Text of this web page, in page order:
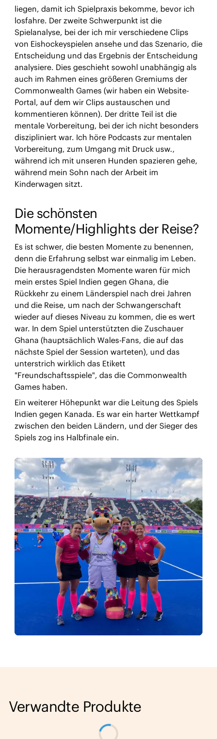
liegen, damit ich Spielpraxis bekomme, bevor ich
losfahre. Der zweite Schwerpunkt ist die
Spielanalyse, bei der ich mir verschiedene Clips
von Eishockeyspielen ansehe und das Szenario, die
Entscheidung und das Ergebnis der Entscheidung
analysiere. Dies geschieht sowohl unabhängig als
auch im Rahmen eines größeren Gremiums der
Commonwealth Games (wir haben ein Website-
Portal, auf dem wir Clips austauschen und
kommentieren können). Der dritte Teil ist die
mentale Vorbereitung, bei der ich nicht besonders
diszipliniert war. Ich höre Podcasts zur mentalen
Vorbereitung, zum Umgang mit Druck usw.,
während ich mit unseren Hunden spazieren gehe,
während mein Sohn nach der Arbeit im
Kinderwagen sitzt.
Die schönsten
Momente/Highlights der Reise?
Es ist schwer, die besten Momente zu benennen,
denn die Erfahrung selbst war einmalig im Leben.
Die herausragendsten Momente waren für mich
mein erstes Spiel Indien gegen Ghana, die
Rückkehr zu einem Länderspiel nach drei Jahren
und die Reise, um nach der Schwangerschaft
wieder auf dieses Niveau zu kommen, die es wert
war. In dem Spiel unterstützten die Zuschauer
Ghana (hauptsächlich Wales-Fans, die auf das
nächste Spiel der Session warteten), und das
unterstrich wirklich das Etikett
"Freundschaftsspiele", das die Commonwealth
Games haben.
Ein weiterer Höhepunkt war die Leitung des Spiels
Indien gegen Kanada. Es war ein harter Wettkampf
zwischen den beiden Ländern, und der Sieger des
Spiels zog ins Halbfinale ein.
Verwandte Produkte